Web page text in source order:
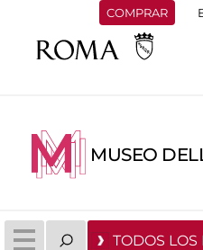
COMPRAR
MUSEO
TODOS LOS